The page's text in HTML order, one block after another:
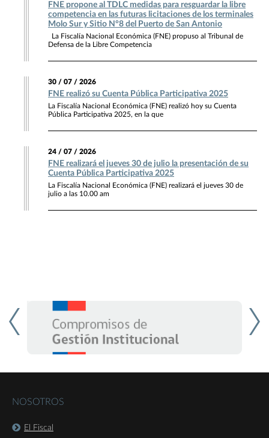
FNE propone al TDLC medidas para resguardar la libre
competencia en las futuras licitaciones de los terminales
Molo Sur y Sitio N°8 del Puerto de San Antonio
La Fiscalía Nacional Económica (FNE) propuso al Tribunal de
Defensa de la Libre Competencia
30 / 07 / 2026
FNE realizó su Cuenta Pública Participativa 2025
La Fiscalía Nacional Económica (FNE) realizó hoy su Cuenta
Pública Participativa 2025, en la que
24 / 07 / 2026
FNE realizará el jueves 30 de julio la presentación de su
Cuenta Pública Participativa 2025
La Fiscalía Nacional Económica (FNE) realizará el jueves 30 de
julio a las 10.00 am
NOSOTROS
El Fiscal